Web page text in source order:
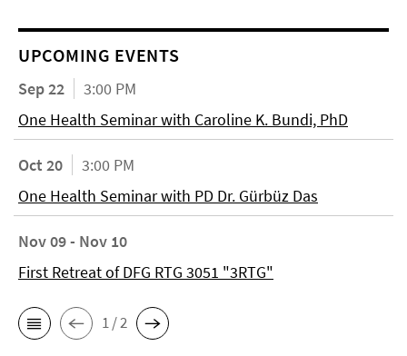
UPCOMING EVENTS
Sep 22
3:00 PM
One Health Seminar with Caroline K. Bundi, PhD
Oct 20
3:00 PM
One Health Seminar with PD Dr. Gürbüz Das
Nov 09 - Nov 10
First Retreat of DFG RTG 3051 "3RTG"
1 / 2